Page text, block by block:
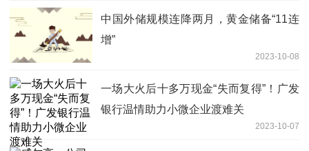
中国外储规模连降两月，黄金储备“11连
增”
2023-10-08
一场大火后十多万现金“失而复得”！广发
银行温情助力小微企业渡难关
2023-10-07